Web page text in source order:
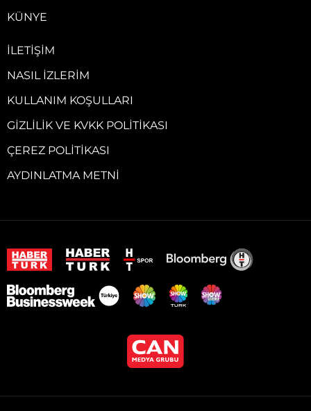
KÜNYE
İLETIŞIM
NASIL İZLERIM
KULLANIM KOŞULLARI
GIZLILIK VE KVKK POLITIKASI
ÇEREZ POLITIKASI
AYDINLATMA METNI